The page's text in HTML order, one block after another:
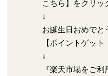
こちら】をクリッ
↓
お誕生日おめでと
【ポイントゲッ
↓
『楽天市場をご